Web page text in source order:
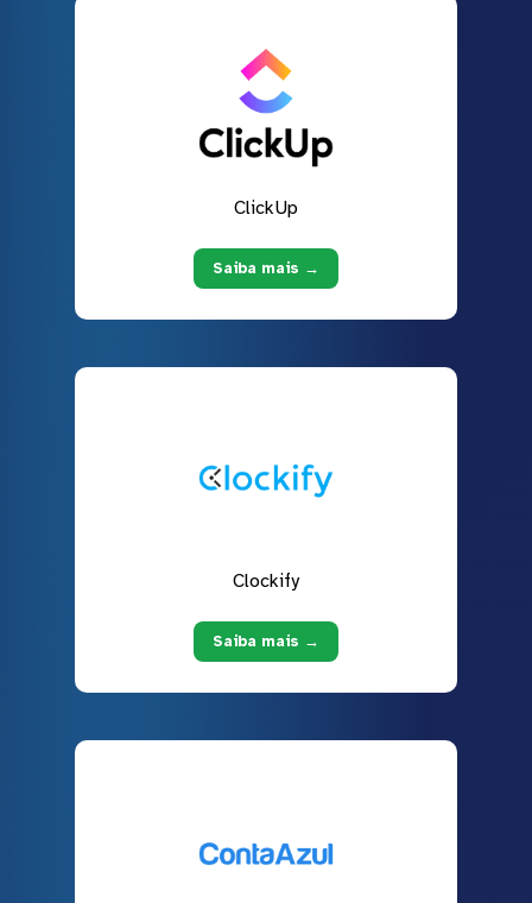
ClickUp
Saiba mais →
Clockify
Saiba mais →